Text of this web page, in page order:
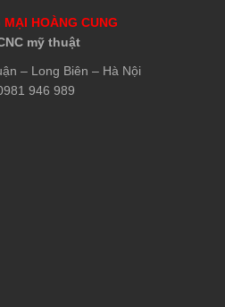
HOÀNG CUNG
mỹ thuật
– Long Biên – Hà Nội
946 989